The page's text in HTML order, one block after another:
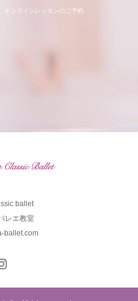
オンラインレッスンのご予約
ballet
レエ教室
ballet.com